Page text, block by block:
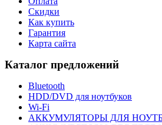
Скидки
Как купить
Гарантия
Карта сайта
Каталог предложений
Bluetooth
HDD/DVD для ноутбуков
Wi-Fi
АККУМУЛЯТОРЫ ДЛЯ